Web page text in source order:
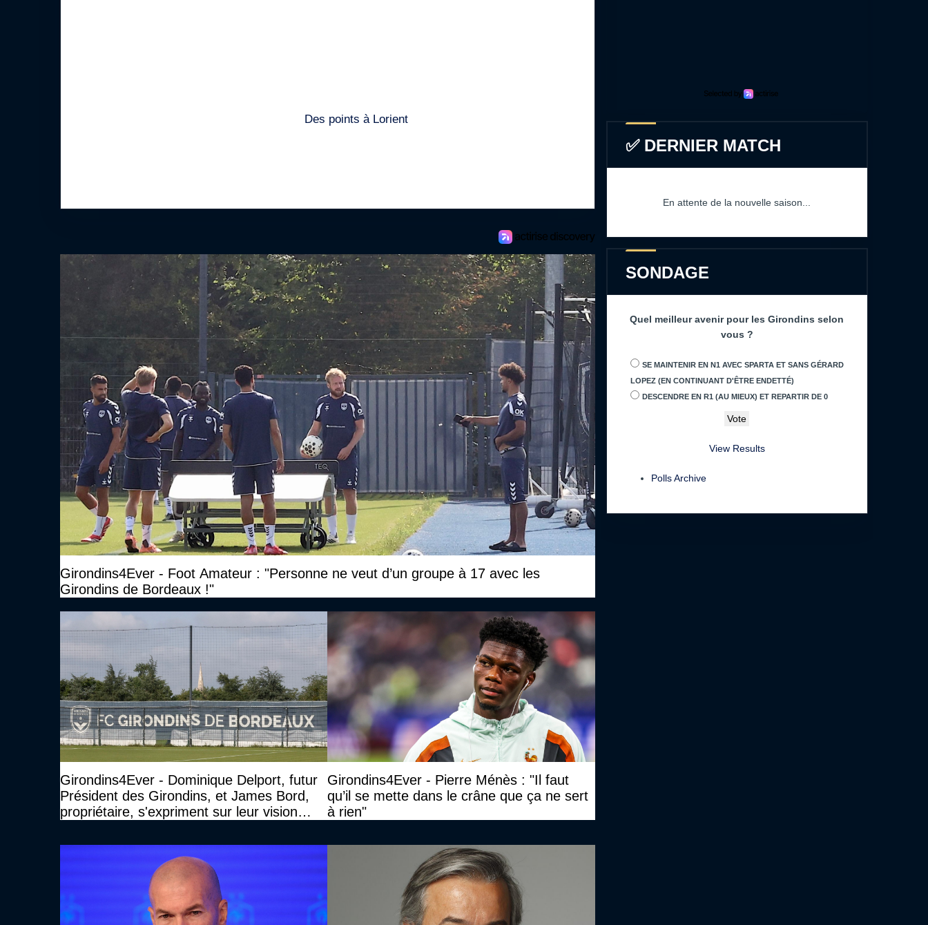
Des points à Lorient
Girondins4Ever - Foot Amateur : "Personne ne veut d’un groupe à 17 avec les
Girondins de Bordeaux !"
Girondins4Ever - Dominique Delport, futur
Président des Girondins, et James Bord,
propriétaire, s'expriment sur leur vision
Girondins4Ever - Pierre Ménès : "Il faut
qu’il se mette dans le crâne que ça ne sert
à rien"
✅ DERNIER MATCH
En attente de la nouvelle saison...
SONDAGE
Quel meilleur avenir pour les Girondins selon
vous ?
SE MAINTENIR EN N1 AVEC SPARTA ET SANS GÉRARD
LOPEZ (EN CONTINUANT D'ÊTRE ENDETTÉ)
DESCENDRE EN R1 (AU MIEUX) ET REPARTIR DE 0
View Results
Polls Archive